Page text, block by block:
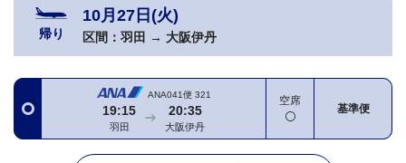
帰り
10月27日(火)
区間： 羽田 → 大阪伊丹
ANA041便 321
19:15
羽田
20:35
大阪伊丹
空席
基準便